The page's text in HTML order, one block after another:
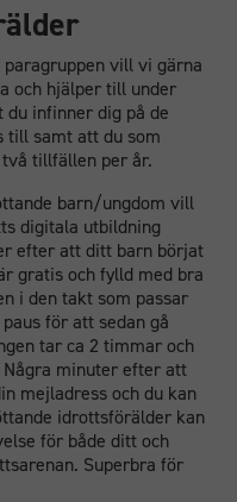
vill vi gärna
och hjälper till under
infinner dig på de
till samt att du som
tillfällen per år.
barn/ungdom vill
digitala utbildning
efter att ditt barn börjat
gratis och fylld med bra
i den takt som passar
för att sedan gå
tar ca 2 timmar och
minuter efter att
mejladress och du kan
idrottsförälder kan
för både ditt och
Superbra för